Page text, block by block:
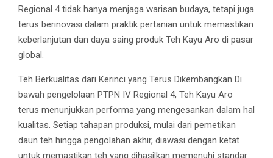
Regional 4 tidak hanya menjaga warisan budaya, tetapi juga
terus berinovasi dalam praktik pertanian untuk memastikan
keberlanjutan dan daya saing produk Teh Kayu Aro di pasar
global.
Teh Berkualitas dari Kerinci yang Terus Dikembangkan Di
bawah pengelolaan PTPN IV Regional 4, Teh Kayu Aro
terus menunjukkan performa yang mengesankan dalam hal
kualitas. Setiap tahapan produksi, mulai dari pemetikan
daun teh hingga pengolahan akhir, diawasi dengan ketat
untuk memastikan teh yang dihasilkan memenuhi standar